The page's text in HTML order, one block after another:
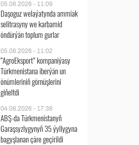
05.08.2026 - 11:09
Daşoguz welaýatynda ammiak
selitrasyny we karbamid
öndürýän toplum gurlar
05.08.2026 - 11:02
“AgroEksport” kompaniýasy
Türkmenistana iberýän un
önümleriniň görnüşlerini
giňeltdi
04.08.2026 - 17:38
ABŞ-da Türkmenistanyň
Garaşsyzlygynyň 35 ýyllygyna
bagyşlanan çäre geçirildi